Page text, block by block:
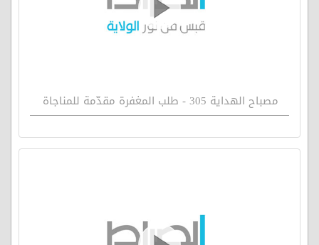
مصباح الهداية 305 - طلب المغفرة مقدّمة للمناجاة